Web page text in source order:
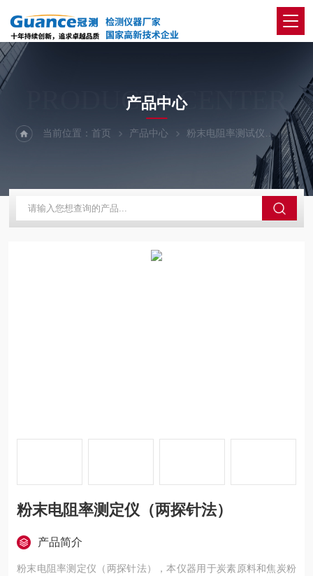
PRODUCTS CENTER
产品中心
当前位置：首页 产品中心 粉末电阻率测试仪 二探
粉末电阻率测定仪（两探针法）
产品简介
粉末电阻率测定仪（两探针法），本仪器用于炭素原料和焦炭粉